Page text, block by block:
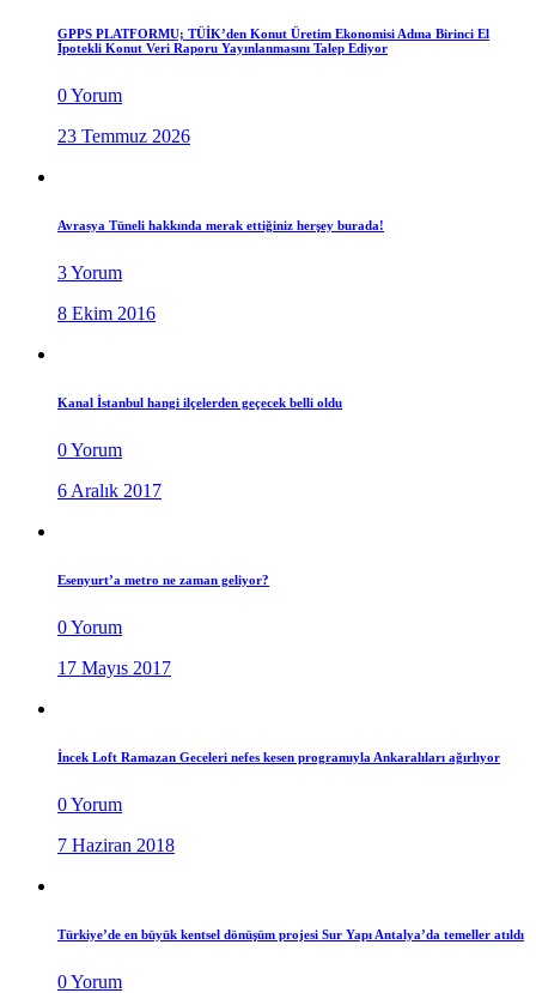
GPPS PLATFORMU; TÜİK’den Konut Üretim Ekonomisi Adına Birinci El
İpotekli Konut Veri Raporu Yayınlanmasını Talep Ediyor
0 Yorum
23 Temmuz 2026
Avrasya Tüneli hakkında merak ettiğiniz herşey burada!
3 Yorum
8 Ekim 2016
Kanal İstanbul hangi ilçelerden geçecek belli oldu
0 Yorum
6 Aralık 2017
Esenyurt’a metro ne zaman geliyor?
0 Yorum
17 Mayıs 2017
İncek Loft Ramazan Geceleri nefes kesen programıyla Ankaralıları ağırlıyor
0 Yorum
7 Haziran 2018
Türkiye’de en büyük kentsel dönüşüm projesi Sur Yapı Antalya’da temeller atıldı
0 Yorum